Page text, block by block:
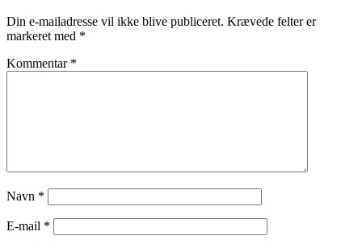
Din e-mailadresse vil ikke blive publiceret. Krævede felter er
markeret med *
Kommentar *
Navn *
E-mail *